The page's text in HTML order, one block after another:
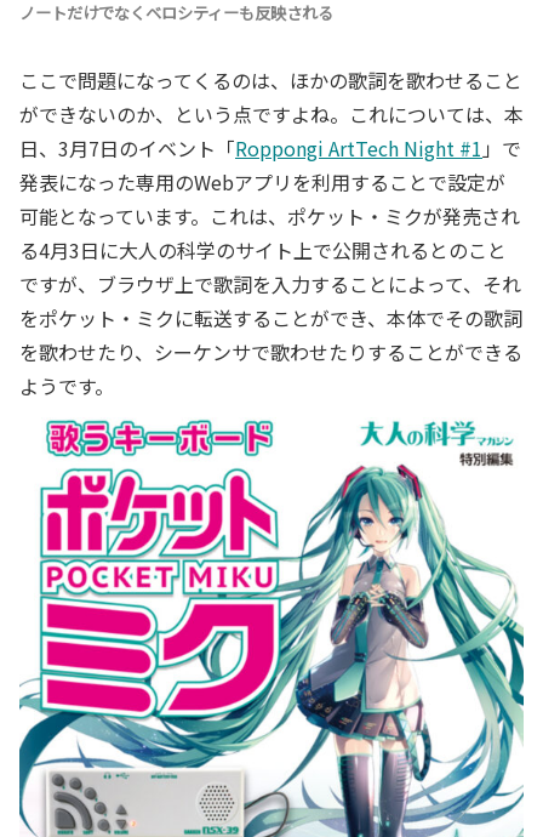
ノートだけでなくベロシティーも反映される
ここで問題になってくるのは、ほかの歌詞を歌わせること
ができないのか、という点ですよね。これについては、本
日、3月7日のイベント「Roppongi ArtTech Night #1 」で
発表になった専用のWebアプリを利用することで設定が
可能となっています。これは、ポケット・ミクが発売され
る4月3日に大人の科学のサイト上で公開されるとのこと
ですが、ブラウザ上で歌詞を入力することによって、それ
をポケット・ミクに転送することができ、本体でその歌詞
を歌わせたり、シーケンサで歌わせたりすることができる
ようです。